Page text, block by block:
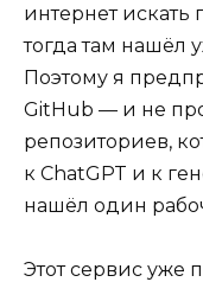
интернет искать
тогда там нашёл
Поэтому я
GitHub — и не
репозиториев,
к ChatGPT и к
нашёл один
Этот сервис уже